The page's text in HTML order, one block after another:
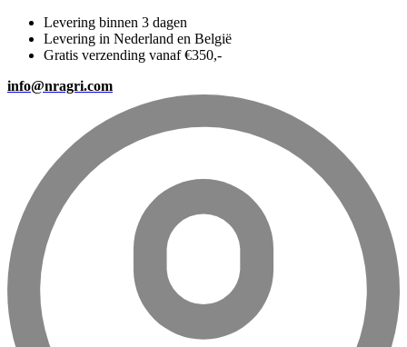
Levering binnen 3 dagen
Levering in Nederland en België
Gratis verzending vanaf €350,-
info@nragri.com